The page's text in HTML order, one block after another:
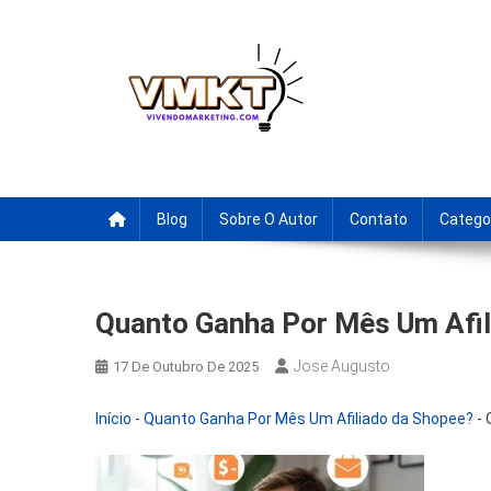
Blog Sobre O Autor Contato
Quanto Ganha Por Mês Um
17 De Outubro De 2025 Jose Augusto
Início - Quanto Ganha Por Mês Um Afiliado da Shopee? -